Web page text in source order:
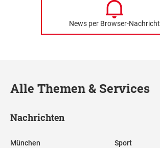
News per Browser-Nachricht
Alle Themen & Services
Nachrichten
München Sport